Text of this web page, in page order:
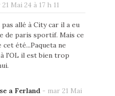
Mai 24 à 17 h 11
allé à City car il a eu
de paris sportif. Mais ce
été...Paqueta ne
l'OL il est bien trop
a Ferland- mar 21 Mai